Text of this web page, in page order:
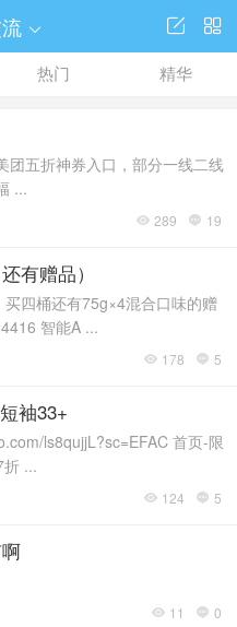
 

热门 精华
团五折神券入口，部分一线二线
...
 289  19
有赠品）
四桶还有75g×4混合口味的赠
智能A ...
 178  5
袖33+
ls8qujjL?sc=EFAC 首页-限
...
 124  5
 11  0